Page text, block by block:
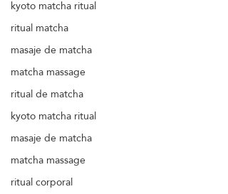
kyoto matcha ritual
ritual matcha
masaje de matcha
matcha massage
ritual de matcha
kyoto matcha ritual
masaje de matcha
matcha massage
ritual corporal